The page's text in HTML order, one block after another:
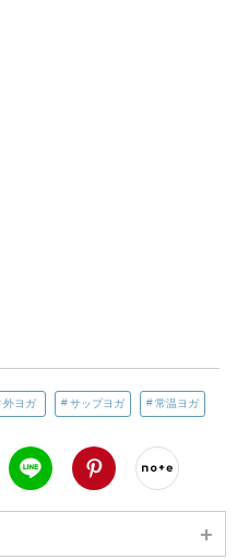
外ヨガ サップヨガ 常温ヨガ
X（旧twitter）
LINE Pinterest